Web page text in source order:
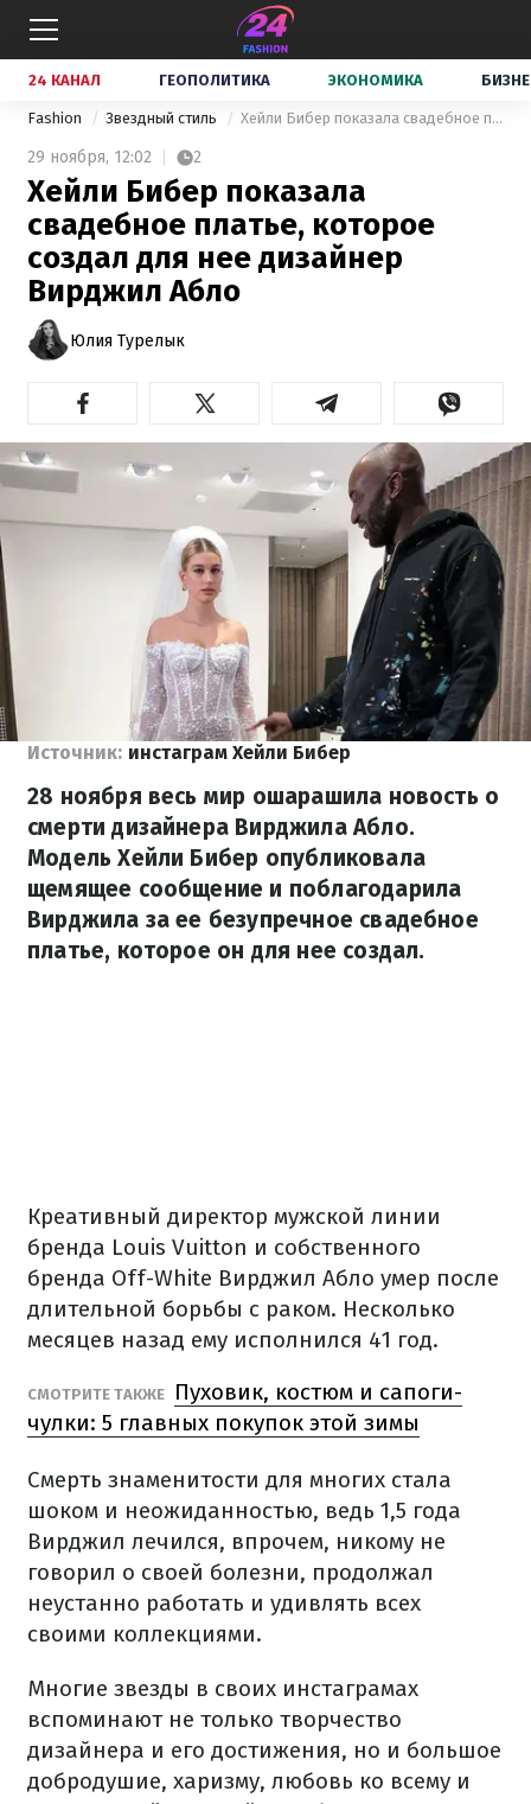
24 КАНАЛ ГЕОПОЛИТИКА ЭКОНОМИКА
Fashion Звездный стиль Хейли Бибер показала свадебное платье, которое создал для нее дизайнер Вирджил Абло
29 ноября, 12:02 2
Хейли Бибер показала
свадебное платье, которое
создал для нее дизайнер
Вирджил Абло
Юлия Турелык
Источник: инстаграм Хейли Бибер
28 ноября весь мир ошарашила новость о
смерти дизайнера Вирджила Абло.
Модель Хейли Бибер опубликовала
щемящее сообщение и поблагодарила
Вирджила за ее безупречное свадебное
платье, которое он для нее создал.
Креативный директор мужской линии
бренда Louis Vuitton и собственного
бренда Off-White Вирджил Абло умер после
длительной борьбы с раком. Несколько
месяцев назад ему исполнился 41 год.
СМОТРИТЕ ТАКЖЕ
Пуховик, костюм и сапоги-
чулки: 5 главных покупок этой зимы
Смерть знаменитости для многих стала
шоком и неожиданностью, ведь 1,5 года
Вирджил лечился, впрочем, никому не
говорил о своей болезни, продолжал
неустанно работать и удивлять всех
своими коллекциями.
Многие звезды в своих инстаграмах
вспоминают не только творчество
дизайнера и его достижения, но и большое
добродушие, харизму, любовь ко всему и